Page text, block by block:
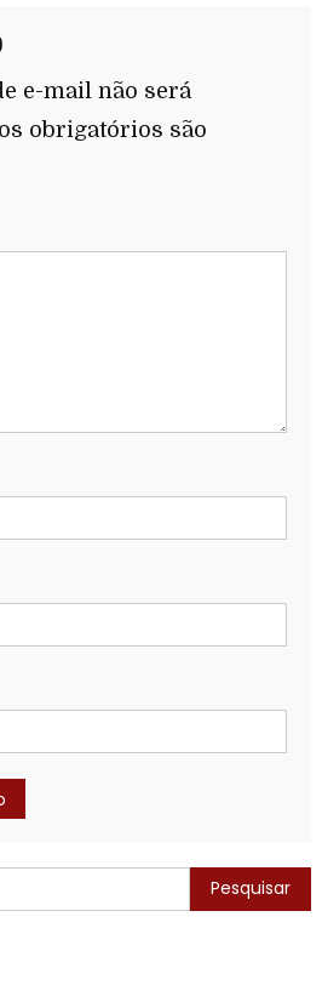
e-mail não será
obrigatórios são